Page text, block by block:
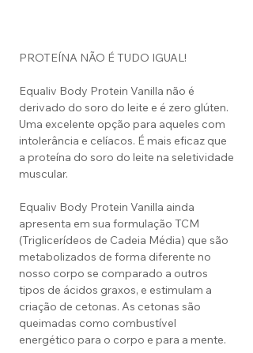
PROTEÍNA NÃO É TUDO IGUAL!
Equaliv Body Protein Vanilla não é
derivado do soro do leite e é zero glúten.
Uma excelente opção para aqueles com
intolerância e celíacos. É mais eficaz que
a proteína do soro do leite na seletividade
muscular.
Equaliv Body Protein Vanilla ainda
apresenta em sua formulação TCM
(Triglicerídeos de Cadeia Média) que são
metabolizados de forma diferente no
nosso corpo se comparado a outros
tipos de ácidos graxos, e estimulam a
criação de cetonas. As cetonas são
queimadas como combustível
energético para o corpo e para a mente.